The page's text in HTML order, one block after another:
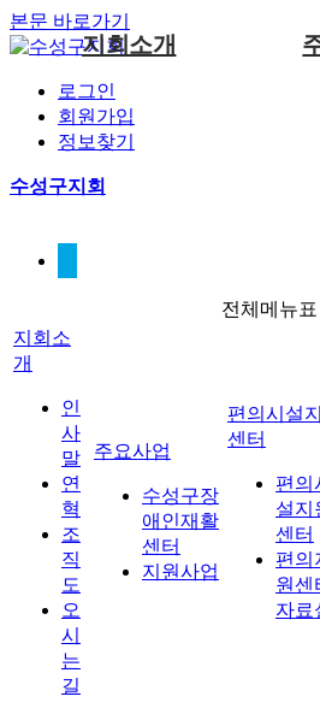
본문 바로가기
로그인
회원가입
정보찾기
수성구지회
지회소개
인사말
연혁
조직도
전체메뉴표
지회소
개
인
사
말
연
혁
조
직
도
오
시
는
길
주요사업
수성구장
애인재활
센터
지원사업
편의시설
센터
편의
설지
센터
편의
원센
자료